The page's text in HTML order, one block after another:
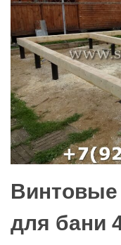
Винтовые
для бани